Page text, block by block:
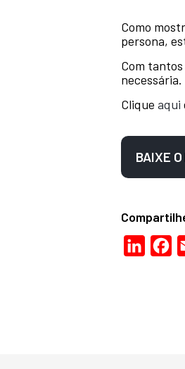
Como
persona,
Com
necessária.
Cliqueaqui
BAIXE
LinkedIn